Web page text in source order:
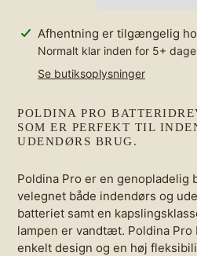
Lægger
produkt
Afhentning er tilgængelig
Normalt klar inden for 5+ dage
Se butiksoplysninger
POLDINA PRO
SOM ER PERFEKT TIL
UDENDØRS BRUG.
Poldina Pro er en genopladelig
velegnet både indendørs og
batteriet samt en
lampen er vandtæt. Poldina Pro
enkelt design og en høj